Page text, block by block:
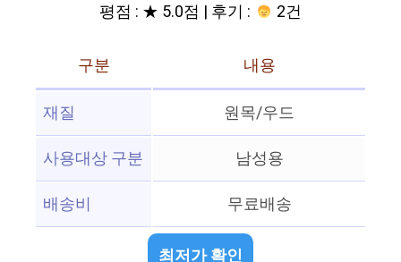
평점 : ★ 5.0점 | 후기 : 2건
구분
내용
재질
원목/우드
사용대상 구분
남성용
배송비
무료배송
최저가 확인